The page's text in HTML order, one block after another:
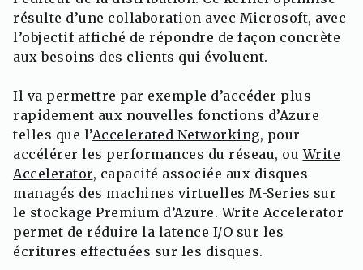
résulte d’une collaboration avec Microsoft, avec
l’objectif affiché de répondre de façon concrète
aux besoins des clients qui évoluent.
Il va permettre par exemple d’accéder plus
rapidement aux nouvelles fonctions d’Azure
telles que l’Accelerated Networking, pour
accélérer les performances du réseau, ouWrite
Accelerator, capacité associée aux disques
managés des machines virtuelles M-Series sur
le stockage Premium d’Azure. Write Accelerator
permet de réduire la latence I/O sur les
écritures effectuées sur les disques.